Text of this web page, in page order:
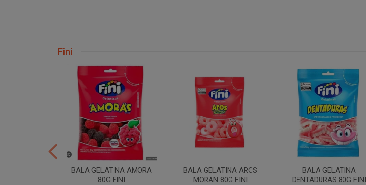
Fini
BALA GELATINA AMORA
80G FINI
BALA GELATINA AROS
MORAN 80G FINI
BALA GELATINA
DENTADURAS 80G FINI